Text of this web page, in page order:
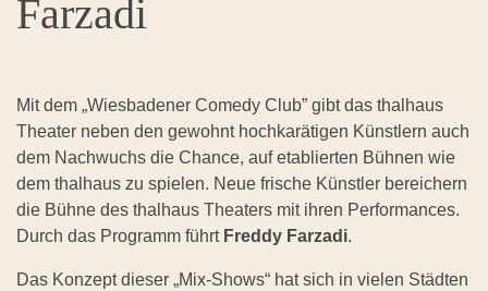
Farzadi
Mit dem „Wiesbadener Comedy Club” gibt das thalhaus
Theater neben den gewohnt hochkarätigen Künstlern auch
dem Nachwuchs die Chance, auf etablierten Bühnen wie
dem thalhaus zu spielen. Neue frische Künstler bereichern
die Bühne des thalhaus Theaters mit ihren Performances.
Durch das Programm führt Freddy Farzadi.
Das Konzept dieser „Mix-Shows“ hat sich in vielen Städten